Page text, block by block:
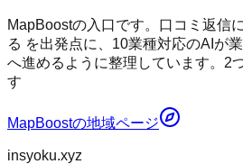
MapBoostの入口です。口コミ返信
る を出発点に、10業種対応のAIが
へ進めるように整理しています。2
す
MapBoostの地域ページ
insyoku.xyz